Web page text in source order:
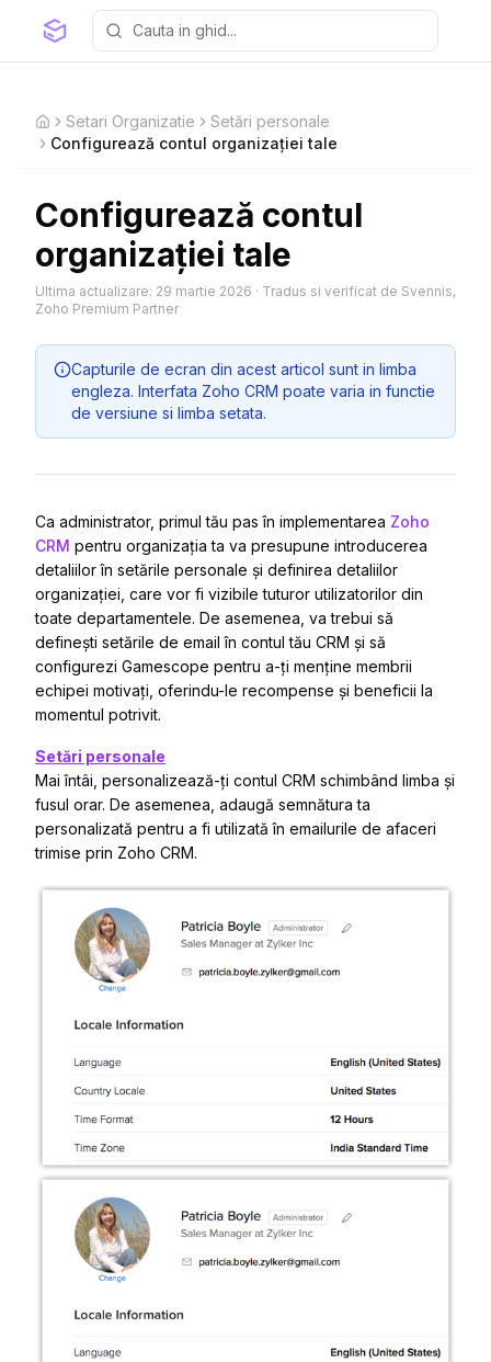
HomeSetari Organizatie
Setări personale
Configurează contul organizației tale
Configurează contul
organizației tale
Ultima actualizare: 29 martie 2026 · Tradus si verificat de Svennis,
Zoho Premium Partner
Capturile de ecran din acest articol sunt in limba
engleza. Interfata Zoho CRM poate varia in functie
de versiune si limba setata.
Ca administrator, primul tău pas în implementarea Zoho
CRM pentru organizația ta va presupune introducerea
detaliilor în setările personale și definirea detaliilor
organizației, care vor fi vizibile tuturor utilizatorilor din
toate departamentele. De asemenea, va trebui să
definești setările de email în contul tău CRM și să
configurezi Gamescope pentru a-ți menține membrii
echipei motivați, oferindu-le recompense și beneficii la
momentul potrivit.
Setări personale
Mai întâi, personalizează-ți contul CRM schimbând limba și
fusul orar. De asemenea, adaugă semnătura ta
personalizată pentru a fi utilizată în emailurile de afaceri
trimise prin Zoho CRM.